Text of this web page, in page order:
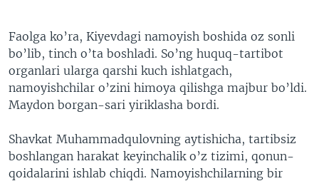
Faolga ko’ra, Kiyevdagi namoyish boshida oz sonli
bo’lib, tinch o’ta boshladi. So’ng huquq-tartibot
organlari ularga qarshi kuch ishlatgach,
namoyishchilar o’zini himoya qilishga majbur bo’ldi.
Maydon borgan-sari yiriklasha bordi.
Shavkat Muhammadqulovning aytishicha, tartibsiz
boshlangan harakat keyinchalik o’z tizimi, qonun-
qoidalarini ishlab chiqdi. Namoyishchilarning bir